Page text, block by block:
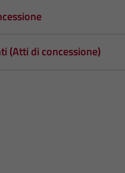
(Atti di concessione)